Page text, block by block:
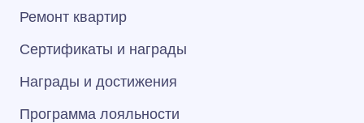
Ремонт квартир
Сертификаты и награды
Награды и достижения
Программа лояльности